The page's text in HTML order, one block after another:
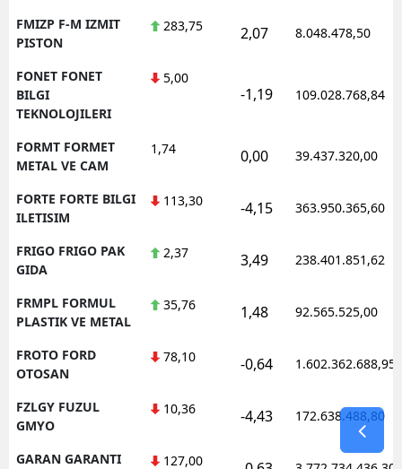
FMIZP F-M IZMIT
PISTON
283,75 2,07 8.048.478,50
FONET FONET
BILGI
TEKNOLOJILERI
5,00
-1,19 109.028.768,84
FORMT FORMET
METAL VE CAM
1,74 0,00 39.437.320,00
FORTE FORTE BILGI
ILETISIM
113,30 -4,15 363.950.365,60
FRIGO FRIGO PAK
GIDA
2,37 3,49 238.401.851,62
FRMPL FORMUL
PLASTIK VE METAL
35,76 1,48 92.565.525,00
FROTO FORD
OTOSAN
78,10 -0,64 1.602.362.688,95
FZLGY FUZUL
GMYO
10,36 -4,43 172.638.488,80
GARAN GARANTI
127,00